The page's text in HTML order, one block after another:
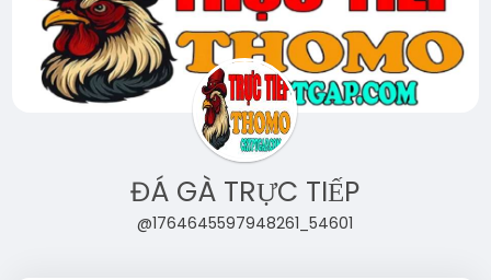
ĐÁ GÀ TRỰC TIẾP
@1764645597948261_54601